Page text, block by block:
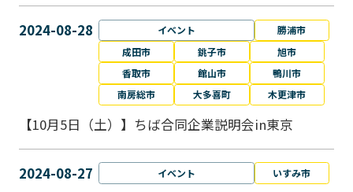
2024-08-28 イベント
勝浦市
成田市
銚子市
旭市
香取市
館山市
鴨川市
南房総市
大多喜町 木更津市
【10月5日（土）】ちば合同企業説明会in東京
2024-08-27 イベント いすみ市